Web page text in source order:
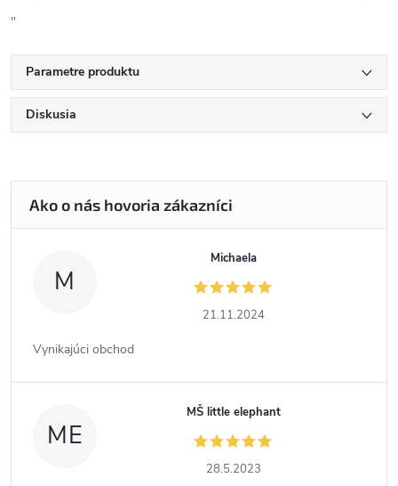
"
Parametre produktu
Diskusia
M
Michaela
21.11.2024
Vynikajúci obchod
ME
MŠ little elephant
28.5.2023